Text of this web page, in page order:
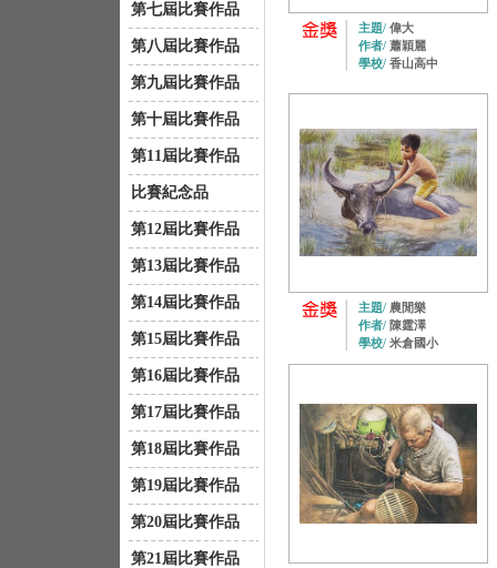
第七屆比賽作品
第八屆比賽作品
第九屆比賽作品
第十屆比賽作品
第11屆比賽作品
比賽紀念品
第12屆比賽作品
第13屆比賽作品
第14屆比賽作品
第15屆比賽作品
第16屆比賽作品
第17屆比賽作品
第18屆比賽作品
第19屆比賽作品
第20屆比賽作品
第21屆比賽作品
主題/ 偉大
作者/ 蕭穎麗
學校/ 香山高中
主題/ 農閒樂
作者/ 陳霆澤
學校/ 米倉國小